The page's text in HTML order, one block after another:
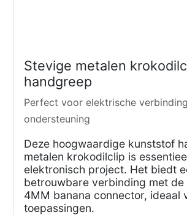
Stevige metalen
handgreep
Perfect voor elektrische
ondersteuning
Deze hoogwaardige kunststof
metalen krokodilclip is
elektronisch project. Het biedt
betrouwbare verbinding met de
4MM banana connector, ideaal
toepassingen.